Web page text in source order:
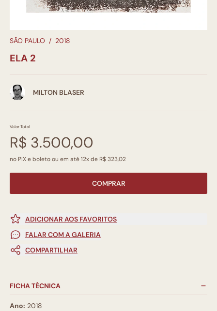
SÃO PAULO / 2018
ELA 2
MILTON BLASER
Valor Total
R$ 3.500,00
no PIX e boleto ou em até 12x de R$ 323,02
COMPRAR
ADICIONAR AOS FAVORITOS
FALAR COM A GALERIA
COMPARTILHAR
FICHA TÉCNICA
Ano: 2018